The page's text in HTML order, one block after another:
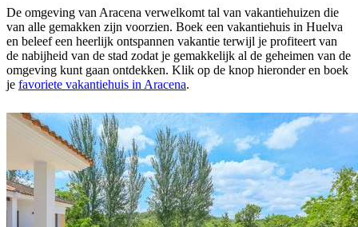
De omgeving van Aracena verwelkomt tal van vakantiehuizen die
van alle gemakken zijn voorzien. Boek een vakantiehuis in Huelva
en beleef een heerlijk ontspannen vakantie terwijl je profiteert van
de nabijheid van de stad zodat je gemakkelijk al de geheimen van de
omgeving kunt gaan ontdekken. Klik op de knop hieronder en boek
je favoriete vakantiehuis in Aracena.